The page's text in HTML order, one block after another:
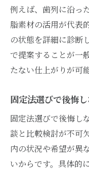
例えば、歯列に沿っ
脂素材の活用が代表
の状態を詳細に診断
で提案することが一
たない仕上がりが可
固定法選びで後悔
固定法選びで後悔し
談と比較検討が不可
内の状況や希望が異
いからです。具体的